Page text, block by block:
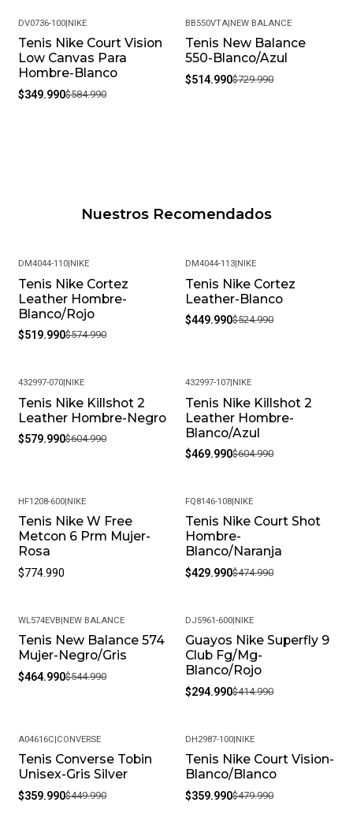
-40%
DV0736-100|NIKE
Tenis Nike Court Vision
Low Canvas Para
Hombre-Blanco
$349.990$584.990
-29%
BB550VTA|NEW BALANCE
Tenis New Balance
550-Blanco/Azul
$514.990$729.990
Nuestros Recomendados
-10%
DM4044-110|NIKE
Tenis Nike Cortez
Leather Hombre-
Blanco/Rojo
$519.990$574.990
-14%
DM4044-113|NIKE
Tenis Nike Cortez
Leather-Blanco
$449.990$524.990
-4%
432997-070|NIKE
Tenis Nike Killshot 2
Leather Hombre-Negro
$579.990$604.990
-22%
432997-107|NIKE
Tenis Nike Killshot 2
Leather Hombre-
Blanco/Azul
$469.990$604.990
HF1208-600|NIKE
Tenis Nike W Free
Metcon 6 Prm Mujer-
Rosa
$774.990
-9%
FQ8146-108|NIKE
Tenis Nike Court Shot
Hombre-
Blanco/Naranja
$429.990$474.990
-15%
WL574EVB|NEW BALANCE
Tenis New Balance 574
Mujer-Negro/Gris
$464.990$544.990
-29%
DJ5961-600|NIKE
Guayos Nike Superfly 9
Club Fg/Mg-
Blanco/Rojo
$294.990$414.990
-20%
A04616C|CONVERSE
Tenis Converse Tobin
Unisex-Gris Silver
$359.990$449.990
-25%
DH2987-100|NIKE
Tenis Nike Court Vision-
Blanco/Blanco
$359.990$479.990